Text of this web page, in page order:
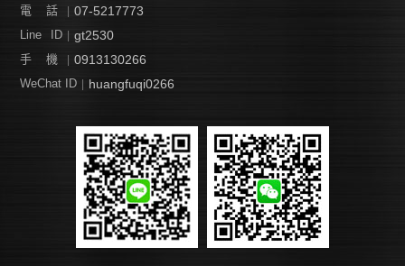
電 話 07-5217773
Line ID gt2530
手 機 0913130266
WeChat ID huangfuqi0266